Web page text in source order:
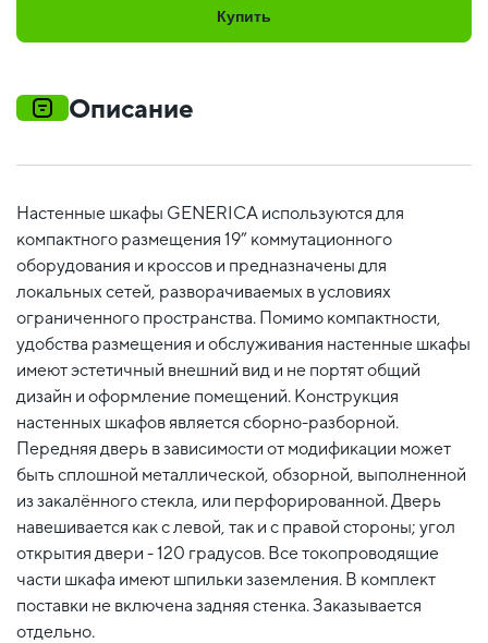
Купить
Описание
Настенные шкафы GENERICA используются для
компактного размещения 19” коммутационного
оборудования и кроссов и предназначены для
локальных сетей, разворачиваемых в условиях
ограниченного пространства. Помимо компактности,
удобства размещения и обслуживания настенные шкафы
имеют эстетичный внешний вид и не портят общий
дизайн и оформление помещений. Конструкция
настенных шкафов является сборно-разборной.
Передняя дверь в зависимости от модификации может
быть сплошной металлической, обзорной, выполненной
из закалённого стекла, или перфорированной. Дверь
навешивается как с левой, так и с правой стороны; угол
открытия двери - 120 градусов. Все токопроводящие
части шкафа имеют шпильки заземления. В комплект
поставки не включена задняя стенка. Заказывается
отдельно.